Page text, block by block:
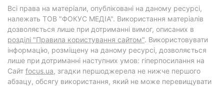
Всі права на матеріали, опубліковані на даному ресурсі,
належать ТОВ "ФОКУС МЕДІА". Використання матеріалів
дозволяється лише при дотриманні вимог, описаних в
розділі "Правила користування сайтом". Використовувати
інформацію, розміщену на даному ресурсі, дозволяється
лише при дотриманні наступних умов: гіперпосилання на
Cайт focus.ua, згадки першоджерела не нижче першого
абзацу, обсягу використання, який не може перевищувати